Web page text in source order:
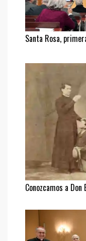
Santa Rosa,
Conozcamos a